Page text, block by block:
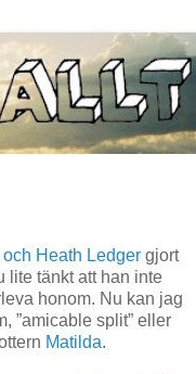
Heath Ledger gjort
lite tänkt att han inte
honom. Nu kan jag
”amicable split” eller
Matilda.